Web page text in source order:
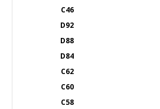
C46
D92
D88
D84
C62
C60
C58